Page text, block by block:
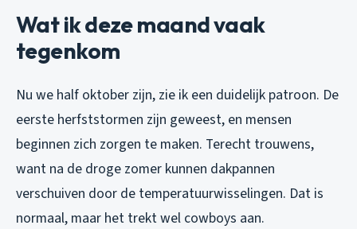
Wat ik deze maand vaak
tegenkom
Nu we half oktober zijn, zie ik een duidelijk patroon. De
eerste herfststormen zijn geweest, en mensen
beginnen zich zorgen te maken. Terecht trouwens,
want na de droge zomer kunnen dakpannen
verschuiven door de temperatuurwisselingen. Dat is
normaal, maar het trekt wel cowboys aan.